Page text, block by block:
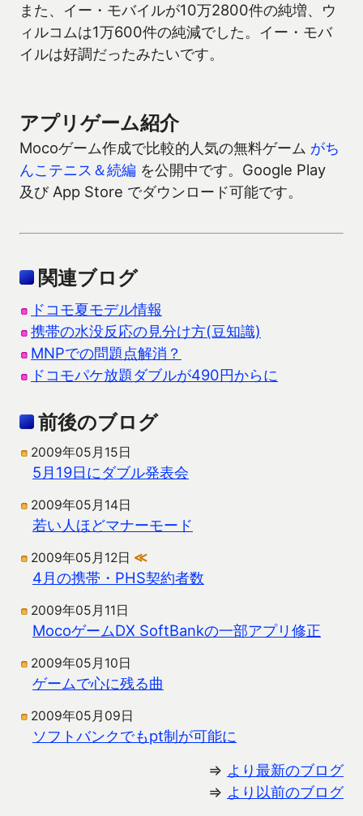
また、イー・モバイルが10万2800件の純増、ウ
ィルコムは1万600件の純減でした。イー・モバ
イルは好調だったみたいです。
アプリゲーム紹介
Mocoゲーム作成で比較的人気の無料ゲーム がち
んこテニス＆続編 を公開中です。Google Play
及び App Store でダウンロード可能です。
関連ブログ
ドコモ夏モデル情報
携帯の水没反応の見分け方(豆知識)
MNPでの問題点解消？
ドコモパケ放題ダブルが490円からに
前後のブログ
2009年05月15日
5月19日にダブル発表会
2009年05月14日
若い人ほどマナーモード
2009年05月12日 ≪
4月の携帯・PHS契約者数
2009年05月11日
MocoゲームDX SoftBankの一部アプリ修正
2009年05月10日
ゲームで心に残る曲
2009年05月09日
ソフトバンクでもpt制が可能に
⇒ より最新のブログ
⇒ より以前のブログ